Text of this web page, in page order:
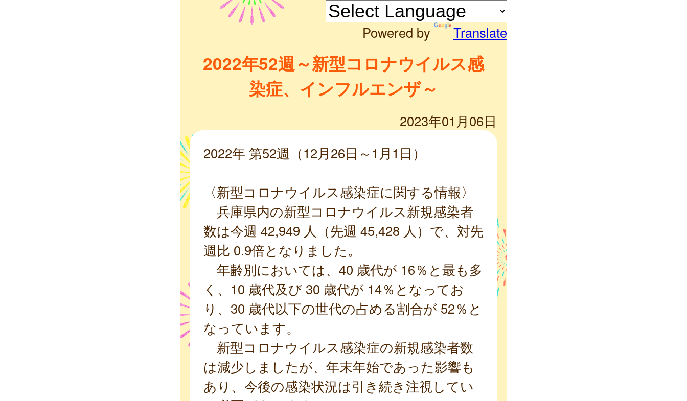
Powered by Translate
2022年52週～新型コロナウイルス感
染症、インフルエンザ～
2023年01月06日
2022年 第52週（12月26日～1月1日）
〈新型コロナウイルス感染症に関する情報〉
兵庫県内の新型コロナウイルス新規感染者
数は今週 42,949 人（先週 45,428 人）で、対先
週比 0.9倍となりました。
年齢別においては、40 歳代が 16％と最も多
く、10 歳代及び 30 歳代が 14％となってお
り、30 歳代以下の世代の占める割合が 52％と
なっています。
新型コロナウイルス感染症の新規感染者数
は減少しましたが、年末年始であった影響も
あり、今後の感染状況は引き続き注視してい